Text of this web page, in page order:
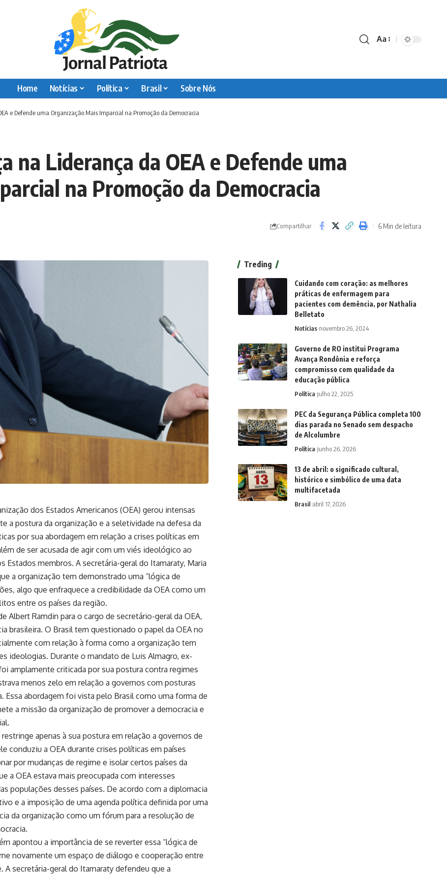
Font
Aa
Home Notícias Política Brasil Sobre Nós
e Defende uma Organização Mais Imparcial na Promoção da Democracia
na Liderança da OEA e Defende uma
na Promoção da Democracia
Compartilhar 6 Min de leitura
dos Estados Americanos (OEA) gerou intensas
a postura da organização e a seletividade na defesa da
por sua abordagem em relação a crises políticas em
de ser acusada de agir com um viés ideológico ao
membros. A secretária-geral do Itamaraty, Maria
a organização tem demonstrado uma “lógica de
algo que enfraquece a credibilidade da OEA como um
entre os países da região.
Albert Ramdin para o cargo de secretário-geral da OEA,
brasileira. O Brasil tem questionado o papel da OEA no
com relação à forma como a organização tem
ideologias. Durante o mandato de Luis Almagro, ex-
amplamente criticada por sua postura contra regimes
menos zelo em relação a governos com posturas
Essa abordagem foi vista pelo Brasil como uma forma de
a missão da organização de promover a democracia e
apenas à sua postura em relação a governos de
conduziu a OEA durante crises políticas em países
por mudanças de regime e isolar certos países da
a OEA estava mais preocupada com interesses
populações desses países. De acordo com a diplomacia
e a imposição de uma agenda política definida por uma
da organização como um fórum para a resolução de
apontou a importância de se reverter essa “lógica de
novamente um espaço de diálogo e cooperação entre
A secretária-geral do Itamaraty defendeu que a
Treding
Cuidando com coração: as melhores
práticas de enfermagem para
pacientes com demência, por Nathalia
Belletato
Notícias novembro 26, 2024
Governo de RO institui Programa
Avança Rondônia e reforça
compromisso com qualidade da
educação pública
Política julho 22, 2025
PEC da Segurança Pública completa 100
dias parada no Senado sem despacho
de Alcolumbre
Política junho 26, 2026
13 de abril: o significado cultural,
histórico e simbólico de uma data
multifacetada
Brasil abril 17, 2026